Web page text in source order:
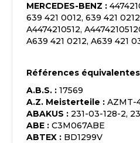
MERCEDES-BENZ :
639 421 0012, 639 421
A4474210512,
A639 421 0212, A639 421
Références
A.B.S. : 17569
A.Z. Meisterteile : AZMT-
ABAKUS : 231-03-128-2,
ABE : C3M067ABE
ABTEX : BD1299V